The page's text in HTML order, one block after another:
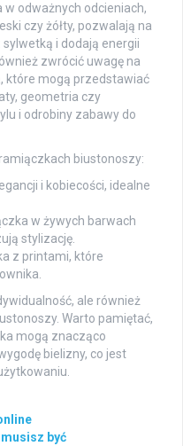
odważnych odcieniach,
czy żółty, pozwalają na
i dodają energii
zwrócić uwagę na
, które mogą przedstawiać
geometria czy
i odrobiny zabawy do
biustonoszy:
i kobiecości, idealne
w żywych barwach
stylizację.
z printami, które
ale również
Warto pamiętać,
mogą znacząco
bielizny, co jest
być